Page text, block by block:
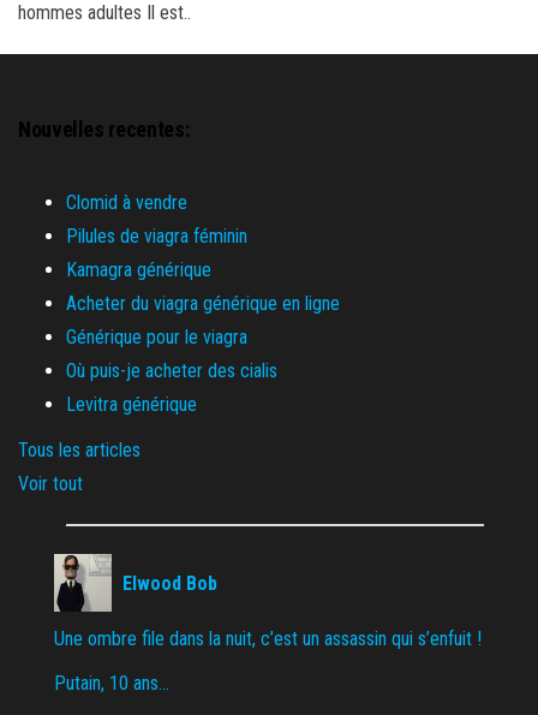
hommes adultes Il est..
Nouvelles recentes:
Clomid à vendre
Pilules de viagra féminin
Kamagra générique
Acheter du viagra générique en ligne
Générique pour le viagra
Où puis-je acheter des cialis
Levitra générique
Tous les articles
Voir tout
Elwood Bob
Une ombre file dans la nuit, c’est un assassin qui s’enfuit !
Putain, 10 ans…